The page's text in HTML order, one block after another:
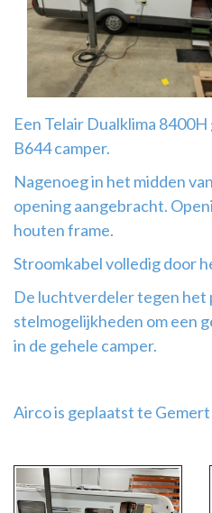
Airco
montage
Een Telair Dualklima
B644 camper.
Nagenoeg in het midden
opening aangebracht.
houten frame.
Stroomkabel volledig door
De luchtverdeler tegen
stelmogelijkheden om een
in de gehele camper.
Airco is geplaatst te Gemert